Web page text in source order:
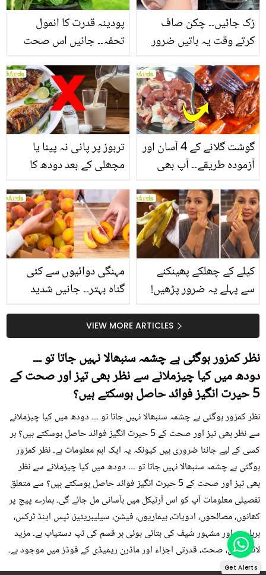
پودینہ قدرت کا انمول
تحفہ۔۔ جانیں اس صحت
انگیز طبی فوائد
رُک جائیں۔۔ چکن صاف
کرتے وقت یہ باتیں ضرور
تربوز پر پانی نہ پینا یا
مچھلی کے بعد دودھ کا
سے متعلق غلط فہمیوں کی
حقیقت کیا ہے اور افواہ
کیا؟
گوشت گلانے کے 4 آسان اور
آزمودہ طریقے۔۔ آپ بھی
بتائے راز
مہنگی دوائیوں سے کئی
گناہ بہتر۔۔ جانیں شدید
کیوں کھانا چاہیے؟
کیلے کے چھلکے پھینکنے
سے پہلے یہ ضرور پڑھیں!
سستا اور قدرتی حلVIEW MORE ARTICLES
نظر کمزور ہوگئی ہے چشمہ سنبھالا نہیں جاتا تو ۔۔۔
دودھ میں کیا چیزملانے سے نظر بھی تیز اور صحت کے
5 حیرت انگیز فوائد حاصل ہوسکتے ہیں؟
نظر کمزور ہوگئی ہے چشمہ سنبھالا نہیں جاتا تو ۔۔۔ دودھ میں کیا چیزملانے
سے نظر بھی تیز اور صحت کے 5 حیرت انگیز فوائد حاصل ہوسکتے ہیں؟ ہر
کسی کے لیے جاننا ضروری ہیں کیونکہ یہ ایک اہم معلومات ہے۔ نظر کمزور
ہوگئی ہے چشمہ سنبھالا نہیں جاتا تو ۔۔۔ دودھ میں کیا چیزملانے سے نظر
بھی تیز اور صحت کے 5 حیرت انگیز فوائد حاصل ہوسکتے ہیں؟ سے متعلق
تفصیلی معلومات آپ کو اس آرٹیکل میں بآسانی مل جائے گی۔ ہمارے پیج پر
کھانوں، مصالحوں، ادویات، بیماریوں، فیشن، سیلیبریٹیز، ٹپس اینڈ ٹرکس،
ہربلسٹ اور مشہور شیف کی بتائی ہوئی ہر قسم کی ٹپ دستیاب ہے۔ مزید
لائف ٹپس، صحت، قدرتی اجزاء اور ماڈرن ریمیڈی کے فوڈز میں موجود ہے۔
Get Alerts